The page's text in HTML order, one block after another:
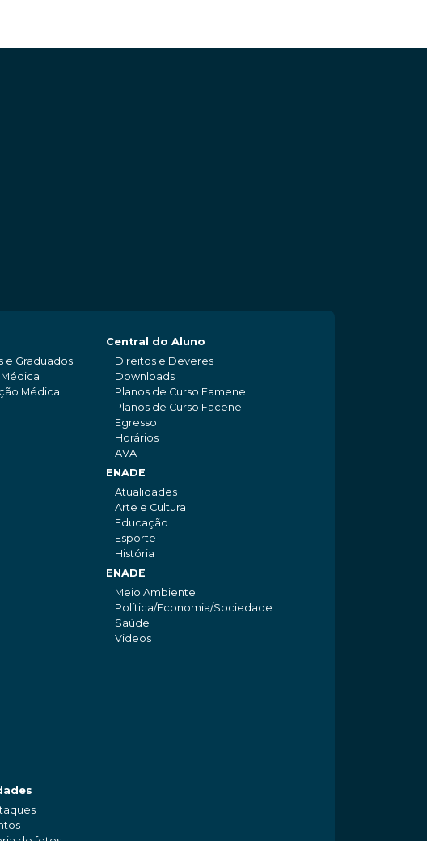
e Graduados
Médica
Central do Aluno
Direitos e Deveres
Downloads
Planos de Curso Famene
Planos de Curso Facene
Egresso
Horários
AVA
ENADE
Atualidades
Arte e Cultura
Educação
Esporte
História
ENADE
Meio Ambiente
Política/Economia/Sociedade
Saúde
Videos